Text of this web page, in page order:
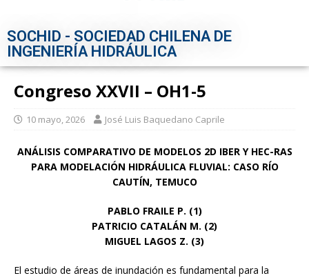
SOCHID - SOCIEDAD CHILENA DE
INGENIERÍA HIDRÁULICA
Congreso XXVII – OH1-5
10 mayo, 2026 José Luis Baquedano Caprile
ANÁLISIS COMPARATIVO DE MODELOS 2D IBER Y HEC-RAS
PARA MODELACIÓN HIDRÁULICA FLUVIAL: CASO RÍO
CAUTÍN, TEMUCO
PABLO FRAILE P. (1)
PATRICIO CATALÁN M. (2)
MIGUEL LAGOS Z. (3)
El estudio de áreas de inundación es fundamental para la